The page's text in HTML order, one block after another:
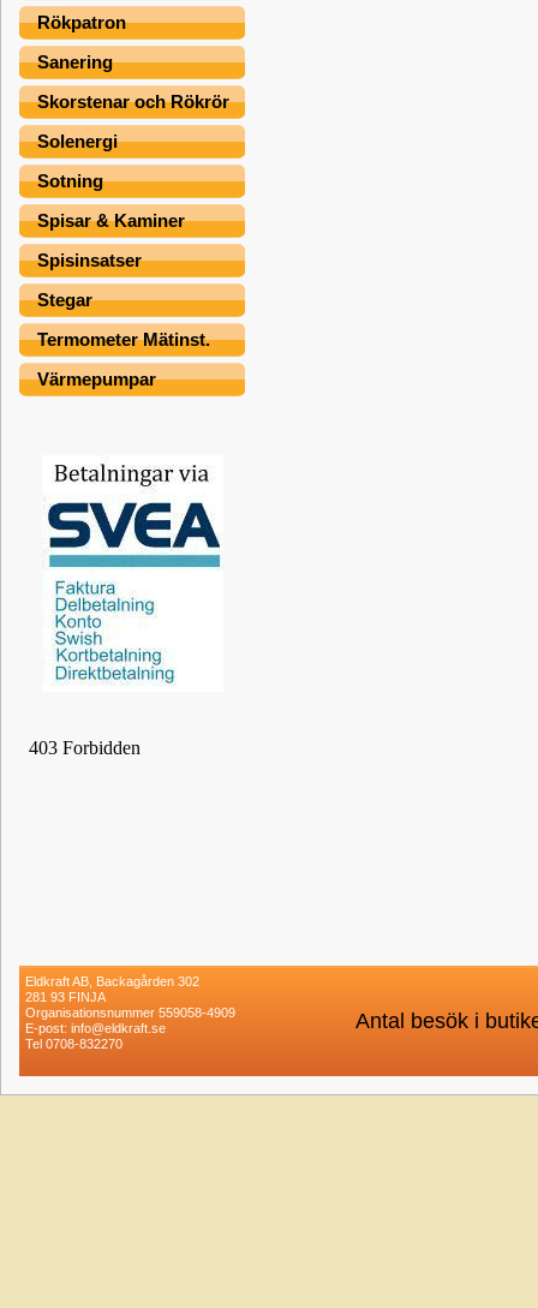
Rökpatron
Sanering
Skorstenar och Rökrör
Solenergi
Sotning
Spisar & Kaminer
Spisinsatser
Stegar
Termometer Mätinst.
Värmepumpar
Eldkraft AB, Backagården 302
281 93 FINJA
Organisationsnummer 559058-4909
E-post: info@eldkraft.se
Tel 0708-832270
Antal besök i